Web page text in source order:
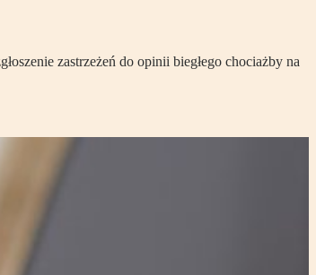
zastrzeżeń do opinii biegłego chociażby na